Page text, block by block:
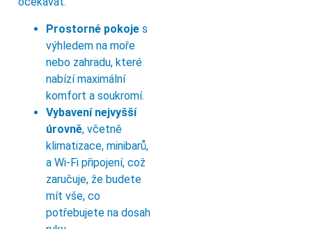
Prostorné pokoje s
výhledem na moře
nebo zahradu, které
nabízí maximální
komfort a soukromí.
Vybavení nejvyšší
úrovně, včetně
klimatizace, minibarů,
a Wi-Fi připojení, což
zaručuje, že budete
mít vše, co
potřebujete na dosah